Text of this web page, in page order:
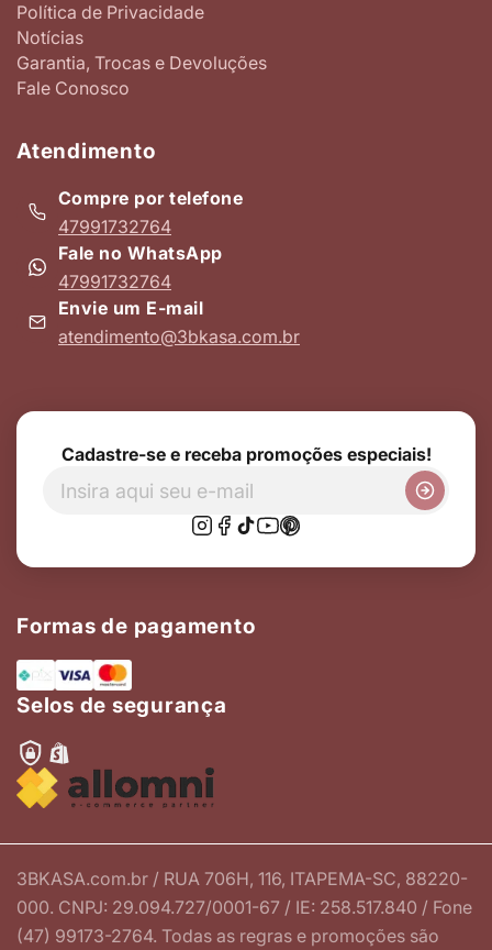
Política de Privacidade
Notícias
Garantia, Trocas e Devoluções
Fale Conosco
Atendimento
Compre por telefone
47991732764
Fale no WhatsApp
47991732764
Envie um E-mail
atendimento@3bkasa.com.br
Cadastre-se e receba promoções especiais!
Formas de pagamento
Selos de segurança
3BKASA.com.br / RUA 706H, 116, ITAPEMA-SC, 88220-
000. CNPJ: 29.094.727/0001-67 / IE: 258.517.840 / Fone
(47) 99173-2764. Todas as regras e promoções são